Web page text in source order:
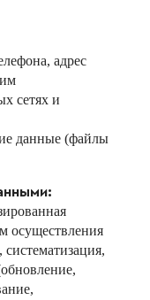
адрес
сетях и
данные (файлы
осуществления